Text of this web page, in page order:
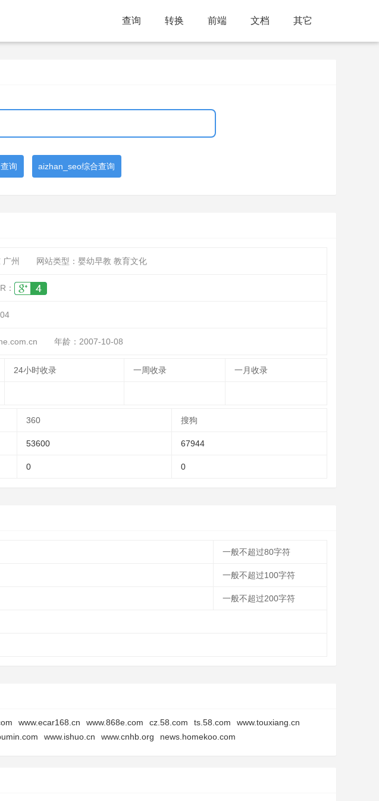
查询 转换 前端 文档 其它
询 aizhan_seo综合查询
州 网站类型：婴幼早教 教育文化
：
年龄：2007-10-08
24小时收录 一周收录 一月收录
360 搜狗
53600 67944
0 0
一般不超过80字符
一般不超过100字符
一般不超过200字符
www.ecar168.cn www.868e.com cz.58.com ts.58.com
www.touxiang.cn
www.ishuo.cn www.cnhb.org news.homekoo.com